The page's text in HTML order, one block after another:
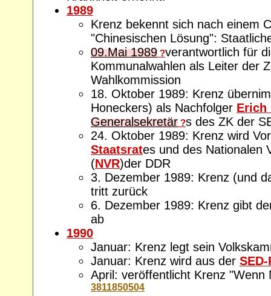
1989
Krenz bekennt sich nach einem
"Chinesischen Lösung":
09.Mai 1989 ?verantwortlich für
Kommunalwahlen als Leiter der
Wahlkommission
18. Oktober 1989: Krenz
Honeckers) als Nachfolger Erich
Generalsekretär ?s des ZK der
24. Oktober 1989: Krenz wird
Staatsrates und des Nationalen
(NVR)der DDR
3. Dezember 1989: Krenz (und
tritt zurück
6. Dezember 1989: Krenz gibt
ab
1990
Januar: Krenz legt sein
Januar: Krenz wird aus der SED-
April: veröffentlicht Krenz
3811850504